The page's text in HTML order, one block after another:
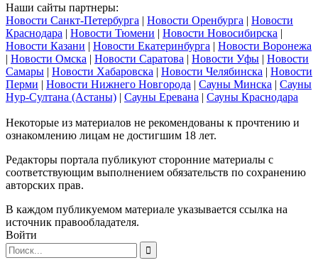
Наши сайты партнеры:
Новости Санкт-Петербурга | Новости Оренбурга | Новости
Краснодара | Новости Тюмени | Новости Новосибирска |
Новости Казани | Новости Екатеринбурга | Новости Воронежа
| Новости Омска | Новости Саратова | Новости Уфы | Новости
Самары | Новости Хабаровска | Новости Челябинска | Новости
Перми | Новости Нижнего Новгорода | Сауны Минска | Сауны
Нур-Султана (Астаны) | Сауны Еревана | Сауны Краснодара
Некоторые из материалов не рекомендованы к прочтению и
ознакомлению лицам не достигшим 18 лет.
Редакторы портала публикуют сторонние материалы с
соответствующим выполнением обязательств по сохранению
авторских прав.
В каждом публикуемом материале указывается ссылка на
источник правообладателя.
Войти